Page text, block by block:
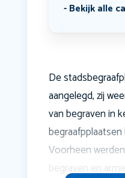
Bekijk alle
De
aangelegd, zij
van begraven in
Voorheen
begraven en